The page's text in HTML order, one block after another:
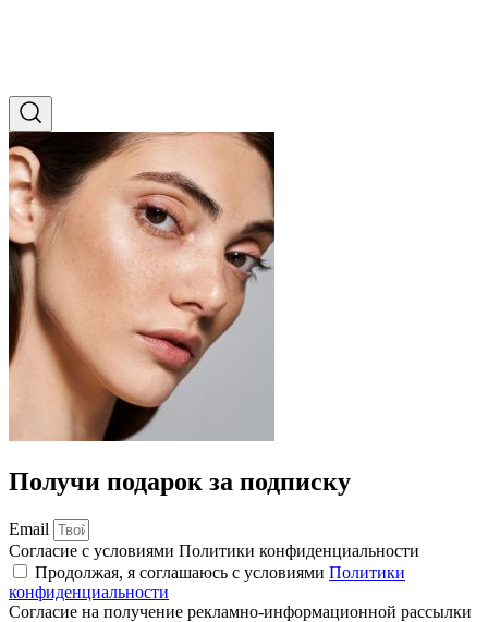
Получи подарок за подписку
Email
Согласие с условиями Политики конфиденциальности
Продолжая, я соглашаюсь с условиями Политики
конфиденциальности
Согласие на получение рекламно-информационной рассылки